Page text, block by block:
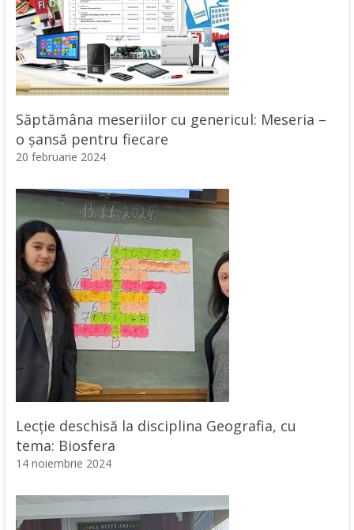
Săptămâna meseriilor cu genericul: Meseria –
o șansă pentru fiecare
20 februarie 2024
Lecție deschisă la disciplina Geografia, cu
tema: Biosfera
14 noiembrie 2024